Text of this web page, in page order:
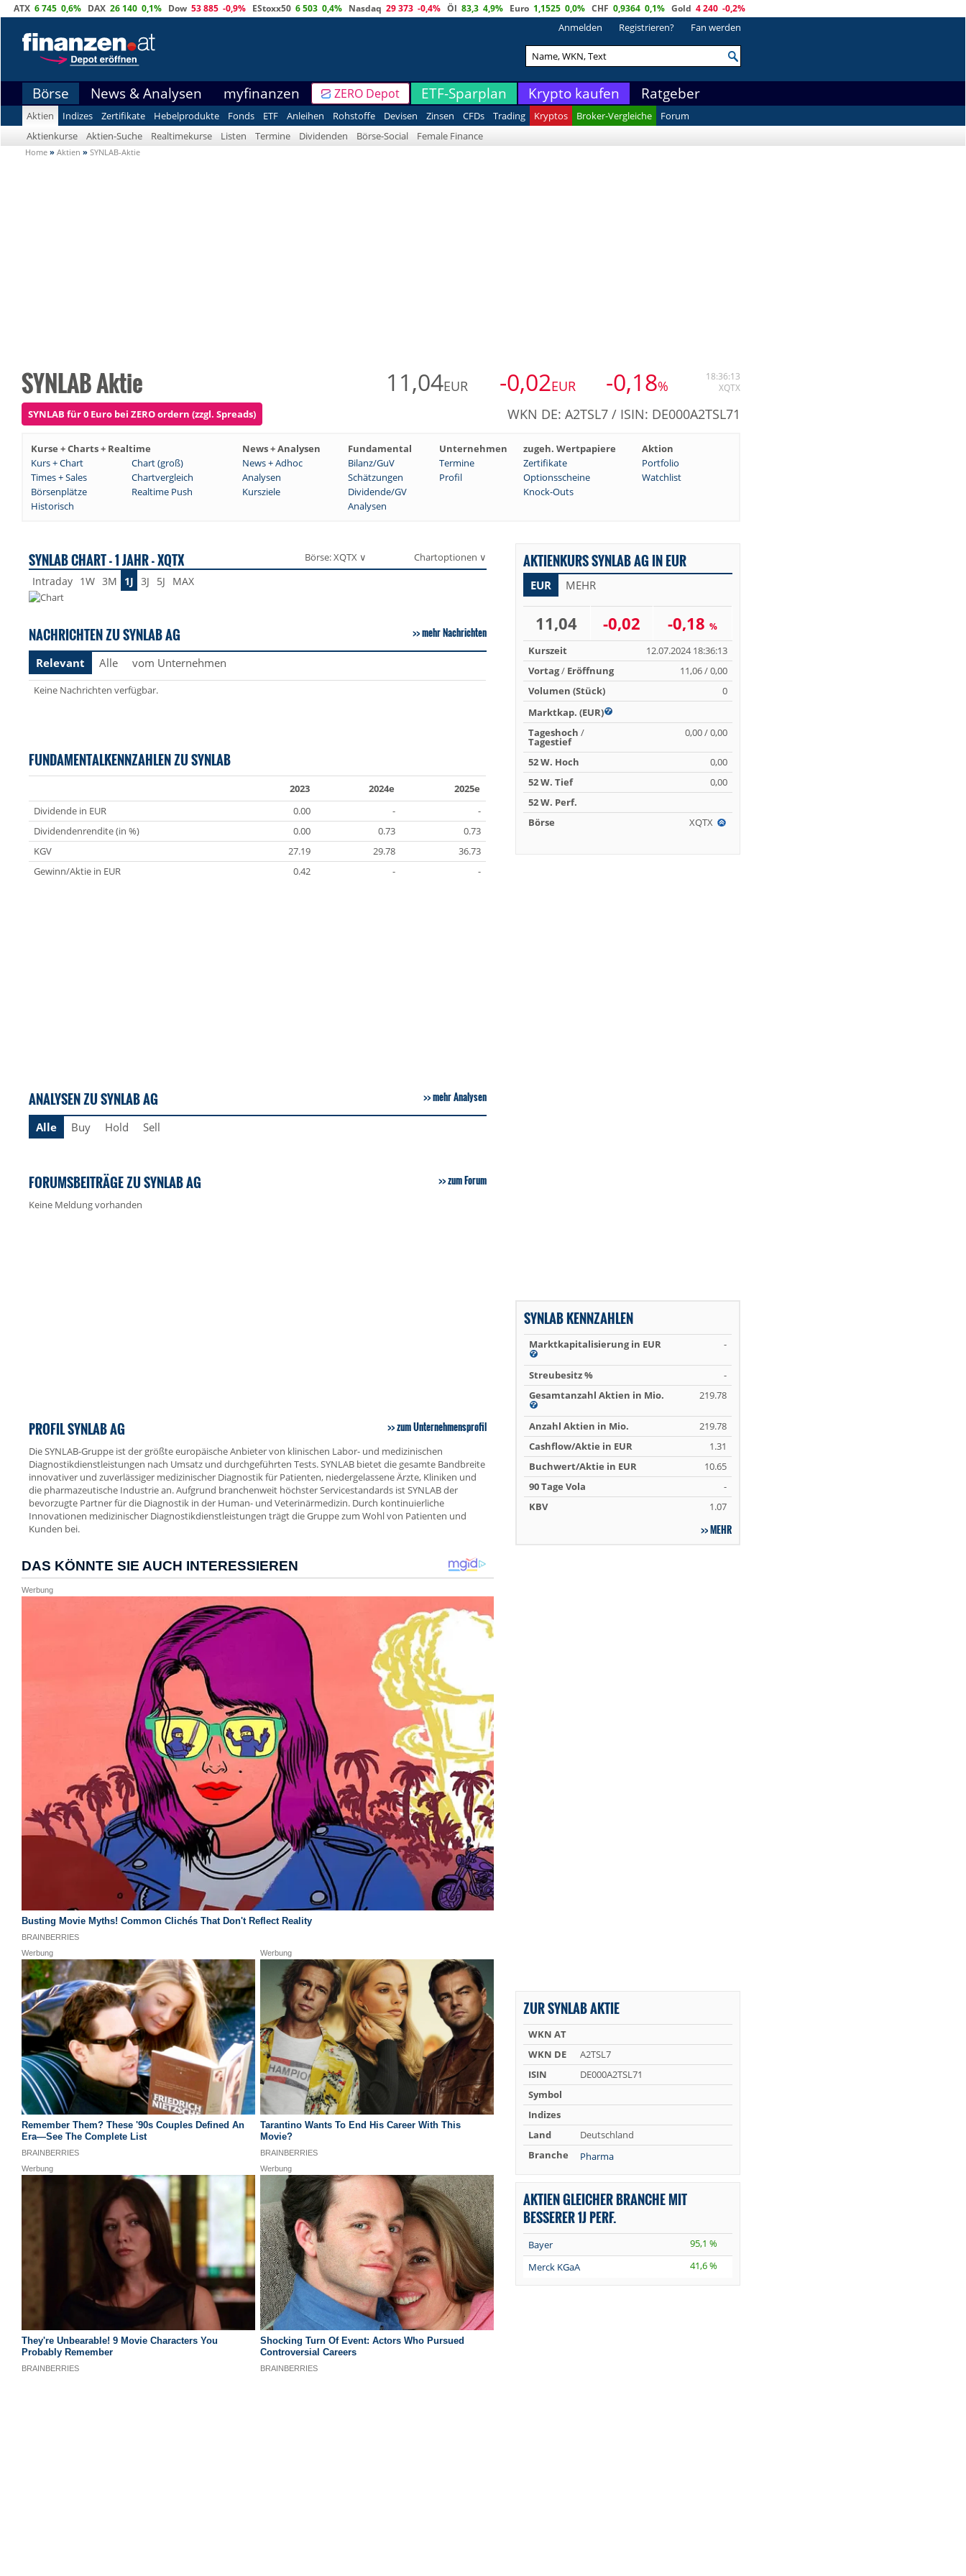
ATX 6 745 0,6% DAX 26 140 0,1% Dow 53 885 -0,9% EStoxx50 6 503 0,4% Nasdaq 29 373 -0,4% Öl 83,3 4,9% Euro 1,1525 0,0% CHF 0,9364 0,1% Gold 4 240 -0,2%
Anmelden Registrieren? Fan werden
Börse News & Analysen myfinanzen ZERO Depot ETF-Sparplan Krypto kaufen Ratgeber
Aktien Indizes Zertifikate Hebelprodukte Fonds ETF Anleihen Rohstoffe Devisen Zinsen CFDs Trading Kryptos Broker-Vergleiche
Forum
Aktienkurse
Aktien-Suche Realtimekurse Listen Termine Dividenden Börse-Social Female Finance
Home » Aktien » SYNLAB-Aktie
SYNLAB Aktie 11,04EUR -0,02EUR -0,18%
18:36:13
XQTX
SYNLAB für 0 Euro bei ZERO ordern (zzgl. Spreads) WKN DE: A2TSL7 / ISIN: DE000A2TSL71
Kurse + Charts + Realtime News + Analysen Fundamental Unternehmen zugeh. Wertpapiere
Aktion
Kurs + Chart
Chart (groß) News + Adhoc Bilanz/GuV Termine Zertifikate
Portfolio
Times + Sales
Chartvergleich Analysen Schätzungen Profil Optionsscheine
Watchlist
Börsenplätze
Realtime Push Kursziele Dividende/GV
Knock-Outs
Historisch
Analysen
SYNLAB CHART - 1 JAHR - XQTX Börse: XQTX ∨ Chartoptionen ∨
Intraday 1W 3M 1J 3J 5J MAX
NACHRICHTEN ZU SYNLAB AG mehr Nachrichten
Relevant Alle vom Unternehmen
Keine Nachrichten verfügbar.
FUNDAMENTALKENNZAHLEN ZU SYNLAB
2023 2024e
2025e
Dividende in EUR
0.00 -
-
Dividendenrendite (in %)
0.00 0.73
0.73
KGV
27.19 29.78
36.73
Gewinn/Aktie in EUR
0.42 - -
ANALYSEN ZU SYNLAB AG mehr Analysen
Alle Buy Hold Sell
FORUMSBEITRÄGE ZU SYNLAB AG zum Forum
Keine Meldung vorhanden
PROFIL SYNLAB AG zum Unternehmensprofil
Die SYNLAB-Gruppe ist der größte europäische Anbieter von klinischen Labor- und medizinischen
Diagnostikdienstleistungen nach Umsatz und durchgeführten Tests. SYNLAB bietet die gesamte Bandbreite
innovativer und zuverlässiger medizinischer Diagnostik für Patienten, niedergelassene Ärzte, Kliniken und
die pharmazeutische Industrie an. Aufgrund branchenweit höchster Servicestandards ist SYNLAB der
bevorzugte Partner für die Diagnostik in der Human- und Veterinärmedizin. Durch kontinuierliche
Innovationen medizinischer Diagnostikdienstleistungen trägt die Gruppe zum Wohl von Patienten und
Kunden bei.
AKTIENKURS SYNLAB AG IN EUR
EUR MEHR
11,04 -0,02 -0,18 %
Kurszeit
12.07.2024 18:36:13
Vortag/ Eröffnung
11,06 / 0,00
Volumen (Stück)
0
Marktkap. (EUR)
Tageshoch /
Tagestief
0,00 / 0,00
52 W. Hoch
0,00
52 W. Tief
0,00
52 W. Perf.
Börse
XQTX
SYNLAB KENNZAHLEN
Marktkapitalisierung in EUR -
Streubesitz %
-
Gesamtanzahl Aktien in Mio.
219.78
Anzahl Aktien in Mio.
219.78
Cashflow/Aktie in EUR
1.31
Buchwert/Aktie in EUR
10.65
90 Tage Vola
-
KBV
1.07
MEHR
ZUR SYNLAB AKTIE
WKN AT
WKN DE
A2TSL7
ISIN
DE000A2TSL71
Symbol
Indizes
Land
Deutschland
Branche
Pharma
AKTIEN GLEICHER BRANCHE MIT
BESSERER 1J PERF.
Bayer
95,1 %
Merck KGaA
41,6 %